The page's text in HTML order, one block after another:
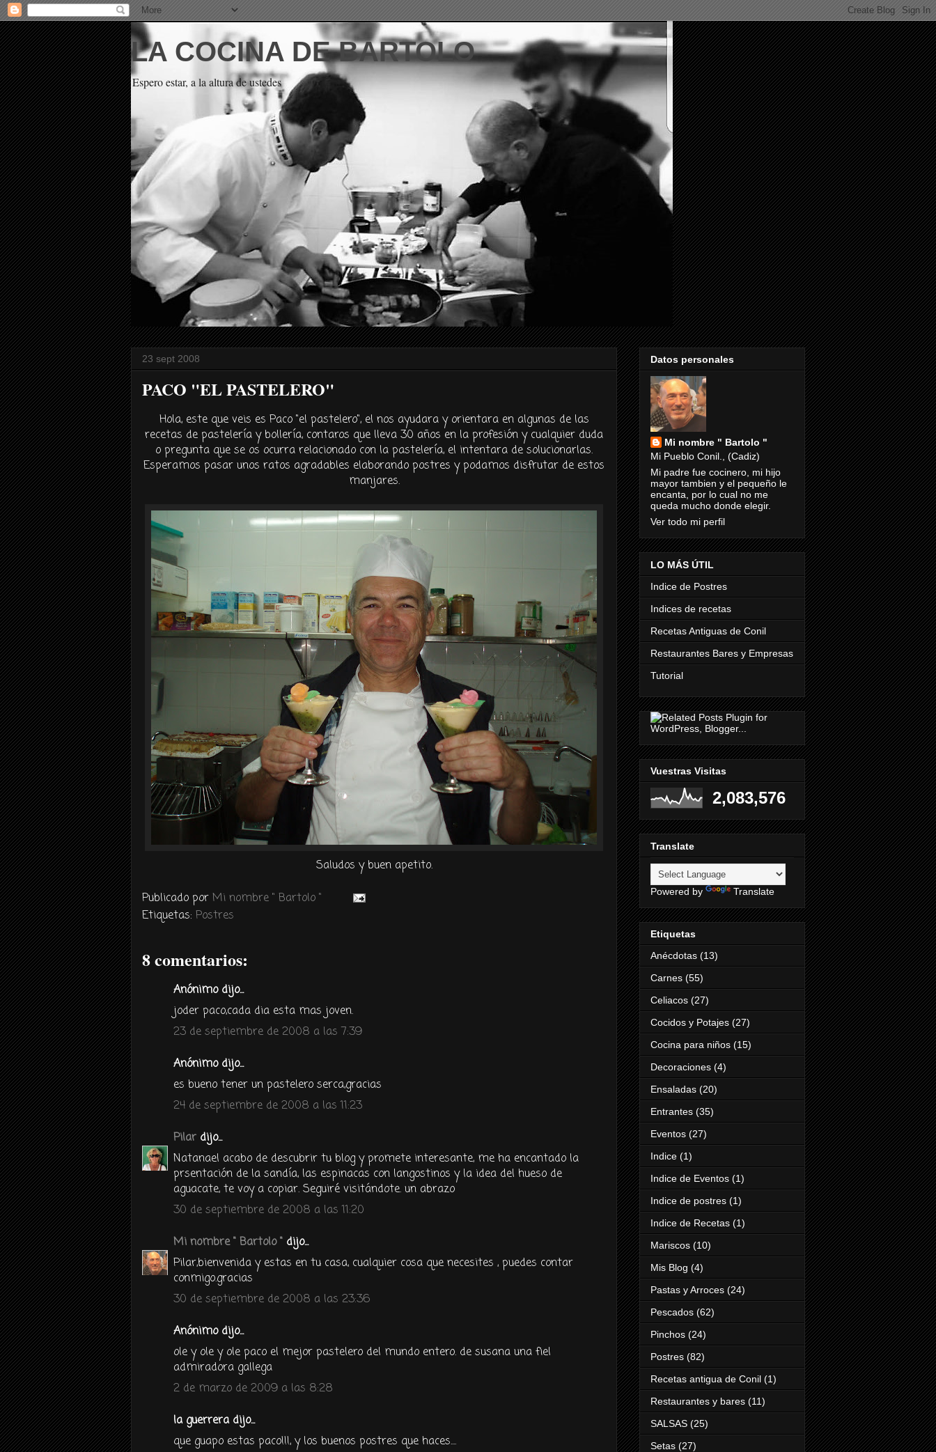
LA COCINA DE BARTOLO
Espero estar, a la altura de ustedes
23 sept 2008
PACO "EL PASTELERO"
Hola, este que veis es Paco "el pastelero", el nos ayudara y orientara en algunas de las
recetas de pastelería y bollería, contaros que lleva 30 años en la profesión y cualquier duda
o pregunta que se os ocurra relacionado con la pastelería, el intentara de solucionarlas.
Esperamos pasar unos ratos agradables elaborando postres y podamos disfrutar de estos
manjares.
Saludos y buen apetito.
Publicado por Mi nombre " Bartolo "
Etiquetas: Postres
8 comentarios:
Anónimo dijo...
joder paco,cada dia esta mas joven.
23 de septiembre de 2008 a las 7:39
Anónimo dijo...
es bueno tener un pastelero serca,gracias
24 de septiembre de 2008 a las 11:23
Pilar dijo...
Natanael acabo de descubrir tu blog y promete interesante, me ha encantado la
prsentación de la sandía, las espinacas con langostinos y la idea del hueso de
aguacate, te voy a copiar. Seguiré visitándote. un abrazo
30 de septiembre de 2008 a las 11:20
Mi nombre " Bartolo " dijo...
Pilar,bienvenida y estas en tu casa, cualquier cosa que necesites , puedes contar
conmigo.gracias
30 de septiembre de 2008 a las 23:36
Anónimo dijo...
ole y ole y ole paco el mejor pastelero del mundo entero. de susana una fiel
admiradora gallega
2 de marzo de 2009 a las 8:28
la guerrera dijo...
que guapo estas paco!!!, y los buenos postres que haces....
Datos personales
Mi nombre " Bartolo "
Mi Pueblo Conil., (Cadiz)
Mi padre fue cocinero, mi hijo
mayor tambien y el pequeño le
encanta, por lo cual no me
queda mucho donde elegir.
Ver todo mi perfil
LO MÁS ÚTIL
Indice de Postres
Indices de recetas
Recetas Antiguas de Conil
Restaurantes Bares y Empresas
Tutorial
Vuestras Visitas
2,083,576
Translate
Powered by Translate
Etiquetas
Anécdotas (13)
Carnes (55)
Celiacos (27)
Cocidos y Potajes (27)
Cocina para niños (15)
Decoraciones (4)
Ensaladas (20)
Entrantes (35)
Eventos (27)
Indice (1)
Indice de Eventos (1)
Indice de postres (1)
Indice de Recetas (1)
Mariscos (10)
Mis Blog (4)
Pastas y Arroces (24)
Pescados (62)
Pinchos (24)
Postres (82)
Recetas antigua de Conil (1)
Restaurantes y bares (11)
SALSAS (25)
Setas (27)